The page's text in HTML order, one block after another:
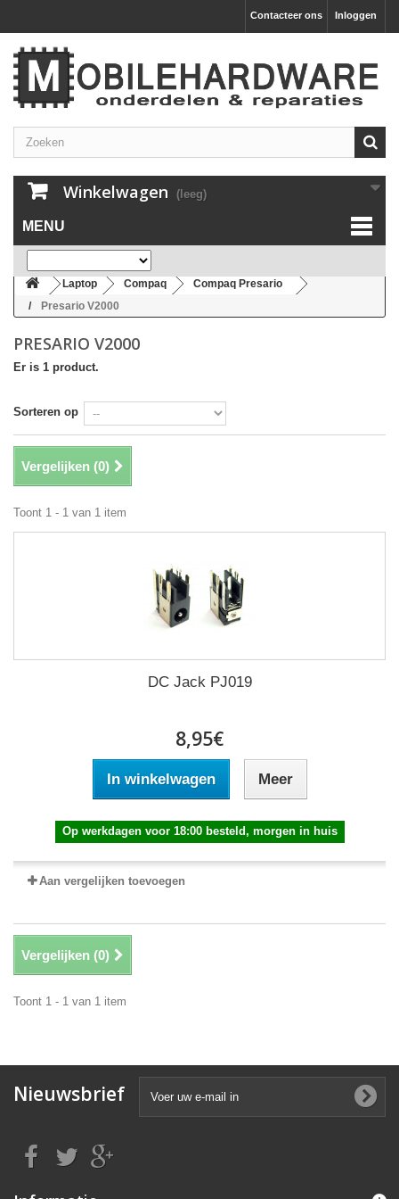
Inloggen
Contacteer ons
Winkelwagen (leeg)
MENU
Laptop Compaq
Compaq Presario
Presario V2000
PRESARIO V2000
Er is 1 product.
Sorteren op
Vergelijken (0)
Toont 1 - 1 van 1 item
DC Jack PJ019
8,95€
In winkelwagen Meer
Op werkdagen voor 18:00 besteld, morgen in huis
Aan vergelijken toevoegen
Vergelijken (0)
Toont 1 - 1 van 1 item
Nieuwsbrief